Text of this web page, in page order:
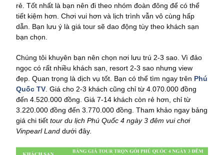
rẻ. Tốt nhất là bạn nên đi theo nhóm đoàn đông để có thể
tiết kiệm hơn. Chơi vui hơn và lịch trình vẫn vô cùng hấp
dẫn. Bạn lưu ý là giá tour sẽ dao động tùy theo khách sạn
bạn chọn.
Chúng tôi khuyên bạn nên chọn nơi lưu trú 2-3 sao. Vì đảo
ngọc có rất nhiều khách sạn, resort 2-3 sao nhưng view
đẹp. Quan trọng là dịch vụ tốt. Bạn có thể tìm ngay trên Phú
Quốc TV . Giá cho 2-3 khách cũng chỉ từ 4.070.000 đồng
đến 4.520.000 đồng. Giá 7-14 khách còn rẻ hơn, chỉ từ
3.220.000 đồng đến 3.770.000 đồng. Tham khảo ngay bảng
giá chi tiết tour du lịch Phú Quốc 4 ngày 3 đêm vui chơi
Vinpearl Land dưới đây.